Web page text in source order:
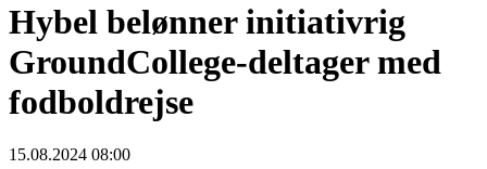
Hybel belønner initiativrig
GroundCollege-deltager med
fodboldrejse
15.08.2024 08:00